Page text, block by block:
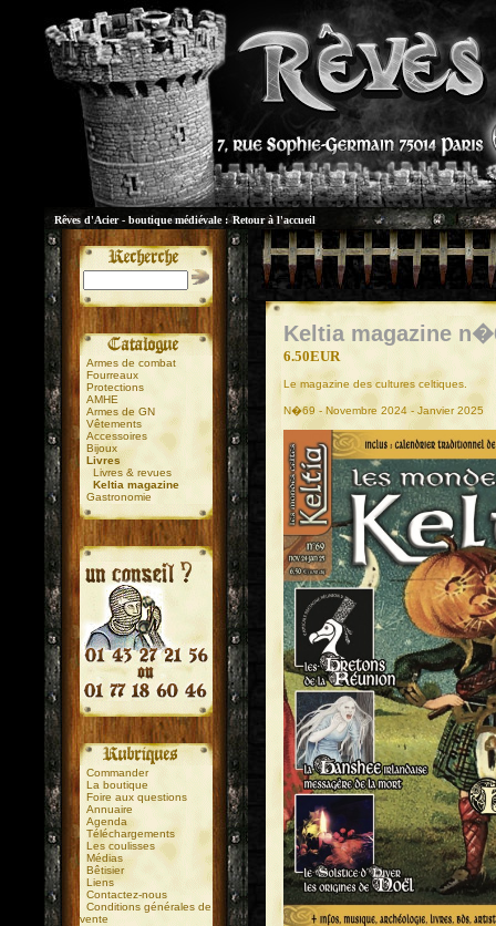
Rêves d'Acier - boutique médiévale : Retour à l'accueil
.
Armes de combat
Fourreaux
Protections
AMHE
Armes de GN
Vêtements
Accessoires
Bijoux
Livres
Livres & revues
Keltia magazine
Gastronomie
Commander
La boutique
Foire aux questions
Annuaire
Agenda
Téléchargements
Les coulisses
Médias
Bêtisier
Liens
Contactez-nous
Conditions générales de
vente
.
Keltia magazine
6.50EUR
Le magazine des cultures celtiques.
N�69 - Novembre 2024 - Janvier 2025